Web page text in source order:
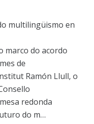
multilingüismo en
marco do acordo
de
Ramón Llull, o
redonda
do m…